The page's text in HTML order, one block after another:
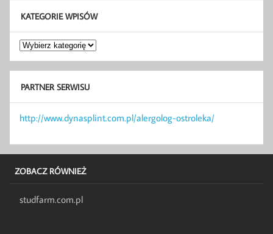
KATEGORIE WPISÓW
Kategorie
wpisów
PARTNER SERWISU
http://www.dynasplint.com.pl/alergolog-ostroleka/
ZOBACZ RÓWNIEŻ
studfarm.com.pl